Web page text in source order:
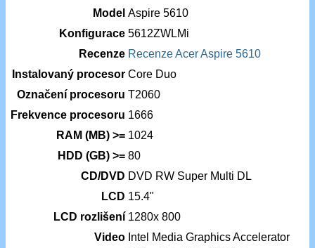
Model Aspire 5610
Konfigurace 5612ZWLMi
Recenze Recenze Acer Aspire 5610
Instalovaný procesor Core Duo
Označení procesoru T2060
Frekvence procesoru 1666
RAM (MB) >= 1024
HDD (GB) >= 80
CD/DVD DVD RW Super Multi DL
LCD 15.4"
LCD rozlišení 1280x 800
Video Intel Media Graphics Accelerator